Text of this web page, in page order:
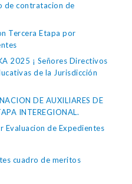
de contratacion de
Tercera Etapa por
2025 ¡ Señores Directivos
de la Jurisdicción
DE AUXILIARES DE
INTEREGIONAL.
Evaluacion de Expedientes
cuadro de meritos